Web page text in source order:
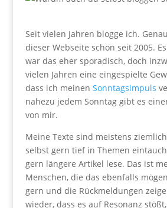
Seit vielen Jahren blogge ich.
dieser Webseite schon seit 2005.
war das eher sporadisch, doch
vielen Jahren eine eingespielte
dass ich meinen Sonntagsimpuls
nahezu jedem Sonntag gibt es
von mir.
Meine Texte sind meistens
selbst gern tief in Themen
gern längere Artikel lese. Das ist
Menschen, die das ebenfalls
gern und die Rückmeldungen
wieder, dass es auf Resonanz